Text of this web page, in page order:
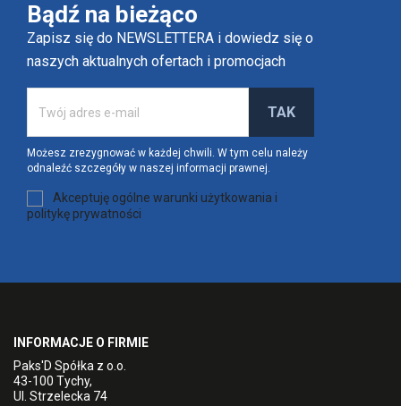
Bądź na bieżąco
Zapisz się do NEWSLETTERA i dowiedz się o
naszych aktualnych ofertach i promocjach
Możesz zrezygnować w każdej chwili. W tym celu należy
odnaleźć szczegóły w naszej informacji prawnej.
Akceptuję ogólne warunki użytkowania i
politykę prywatności
INFORMACJE O FIRMIE
Paks'D Spółka z o.o.
43-100 Tychy,
Ul. Strzelecka 74